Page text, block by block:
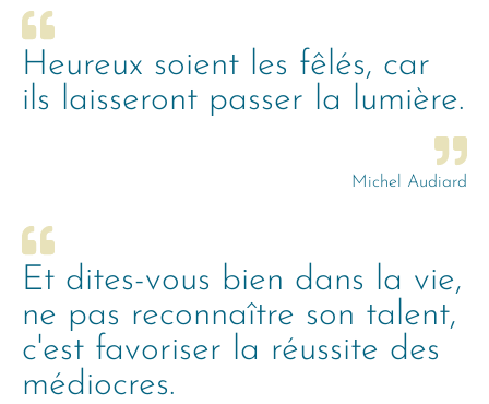
Heureux soient les fêlés, car
ils laisseront passer la lumière.
Michel Audiard
Et dites-vous bien dans la vie,
ne pas reconnaître son talent,
c'est favoriser la réussite des
médiocres.